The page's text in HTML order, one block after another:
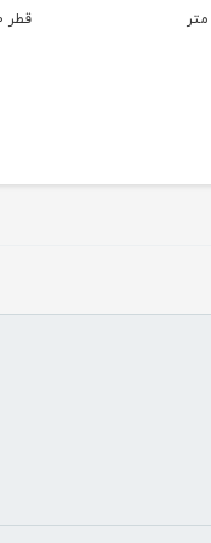
قطر 12۰ میلی متر